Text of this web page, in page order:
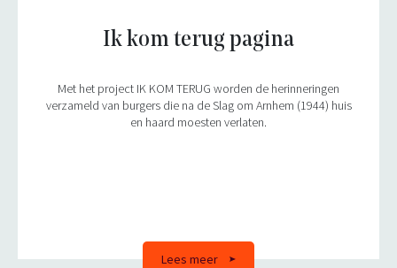
Ik kom terug pagina
Met het project IK KOM TERUG worden de herinneringen
verzameld van burgers die na de Slag om Arnhem (1944) huis
en haard moesten verlaten.
Lees meer